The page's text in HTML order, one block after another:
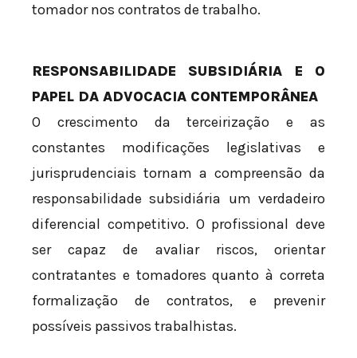
tomador nos contratos de trabalho.
RESPONSABILIDADE SUBSIDIÁRIA E O
PAPEL DA ADVOCACIA CONTEMPORÂNEA
O crescimento da terceirização e as
constantes modificações legislativas e
jurisprudenciais tornam a compreensão da
responsabilidade subsidiária um verdadeiro
diferencial competitivo. O profissional deve
ser capaz de avaliar riscos, orientar
contratantes e tomadores quanto à correta
formalização de contratos, e prevenir
possíveis passivos trabalhistas.